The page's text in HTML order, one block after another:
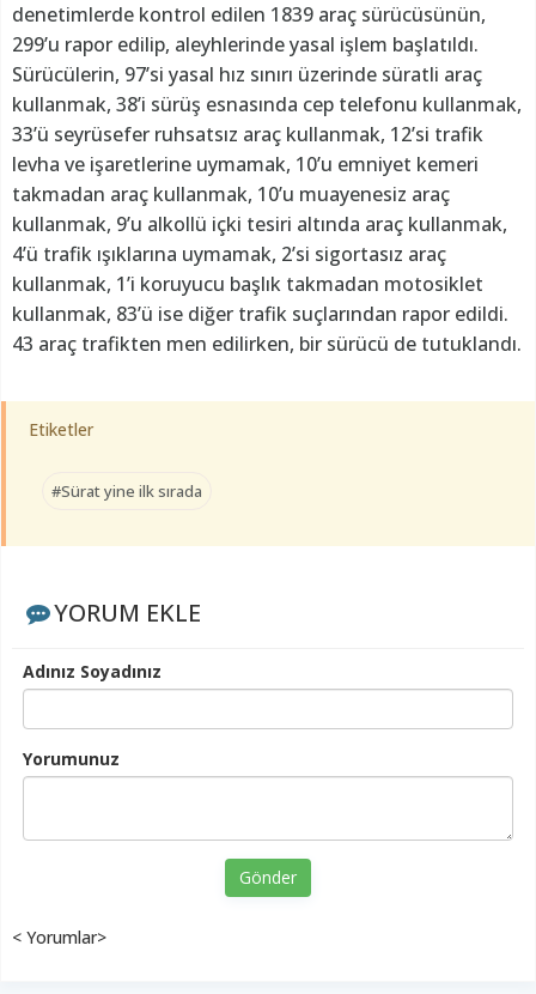
denetimlerde kontrol edilen 1839 araç sürücüsünün,
299’u rapor edilip, aleyhlerinde yasal işlem başlatıldı.
Sürücülerin, 97’si yasal hız sınırı üzerinde süratli araç
kullanmak, 38’i sürüş esnasında cep telefonu kullanmak,
33’ü seyrüsefer ruhsatsız araç kullanmak, 12’si trafik
levha ve işaretlerine uymamak, 10’u emniyet kemeri
takmadan araç kullanmak, 10’u muayenesiz araç
kullanmak, 9’u alkollü içki tesiri altında araç kullanmak,
4’ü trafik ışıklarına uymamak, 2’si sigortasız araç
kullanmak, 1’i koruyucu başlık takmadan motosiklet
kullanmak, 83’ü ise diğer trafik suçlarından rapor edildi.
43 araç trafikten men edilirken, bir sürücü de tutuklandı.
Etiketler
#Sürat yine ilk sırada
YORUM EKLE
Adınız Soyadınız
Yorumunuz
Gönder
< Yorumlar>